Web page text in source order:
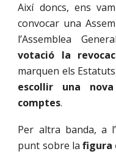
Així doncs, ens vam
convocar una
l’Assemblea
votació la
marquen els E
escollir una
comptes.
Per altra banda, a
punt sobre la figura